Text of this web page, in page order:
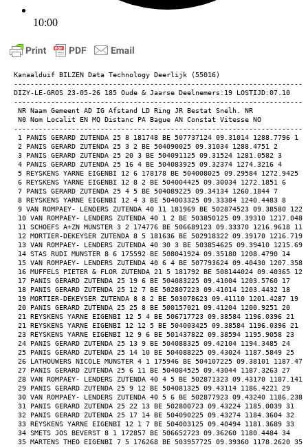
10:00
Kanaalduif BILZEN Data Technology Deerlijk (55016)
DIZY-LE-GROS 23-05-26 185 Oude & Jaarse Deelnemers:19 LOSTIJD:07.10
NR Naam Gemeent AD IG Afstand LD Ring JR Bestat Snelh. NR
N0 Nom Localit EN MQ Distanc PA Bague AN Constat Vitesse NO
1 PANIS GERARD ZUTENDA 25 8 181748 BE 507737124 09.31014 1288.7796 1
2 PANIS GERARD ZUTENDA 25 3 2 BE 504090025 09.31034 1288.4751 2
3 PANIS GERARD ZUTENDA 25 20 3 BE 504091125 09.31524 1281.0582 3
4 PANIS GERARD ZUTENDA 25 16 4 BE 504083925 09.32374 1274.3216 4
5 REYSKENS YARNE EIGENBI 12 6 178178 BE 504008025 09.29584 1272.9425
6 REYSKENS YARNE EIGENBI 12 8 2 BE 504004425 09.30034 1272.1851 6
7 PANIS GERARD ZUTENDA 25 4 5 BE 504089225 09.34134 1260.1844 7
8 REYSKENS YARNE EIGENBI 12 4 3 BE 504003325 09.33384 1240.4483 8
9 VAN ROMPAEY- LENDERS ZUTENDA 40 11 181969 BE 502874523 09.38580
10 VAN ROMPAEY- LENDERS ZUTENDA 40 1 2 BE 503850125 09.39310
11 SCHOEFS A+ZN MUNSTER 3 2 174776 BE 506689123 09.33370 1216.9618 11
12 MORTIER-DEKEYSER ZUTENDA 8 5 181636 BE 502918322 09.39170
13 VAN ROMPAEY- LENDERS ZUTENDA 40 30 3 BE 503854625 09.39410
14 STAS RUDI MUNSTER 8 6 175592 BE 508041924 09.35180 1208.4790 14
15 VAN ROMPAEY- LENDERS ZUTENDA 40 6 4 BE 507793624 09.40430
16 MUFFELS PIETER & FLOR ZUTENDA 21 5 181792 BE 508144024 09.40365
17 PANIS GERARD ZUTENDA 25 19 6 BE 504083225 09.41004 1203.5760 17
18 PANIS GERARD ZUTENDA 25 12 7 BE 502807223 09.41014 1203.4432 18
19 MORTIER-DEKEYSER ZUTENDA 8 8 2 BE 503078623 09.41110 1201.4287 19
20 PANIS GERARD ZUTENDA 25 25 8 BE 500157021 09.41204 1200.9251 20
21 REYSKENS YARNE EIGENBI 12 5 4 BE 506717723 09.38584 1196.0396 21
21 REYSKENS YARNE EIGENBI 12 12 5 BE 504003425 09.38584 1196.0396 21
23 REYSKENS YARNE EIGENBI 12 9 6 BE 501437822 09.38594 1195.9058 23
24 PANIS GERARD ZUTENDA 25 13 9 BE 504088325 09.42104 1194.3485 24
25 PANIS GERARD ZUTENDA 25 14 10 BE 504088225 09.43024 1187.5849 25
26 LATHOUWERS NICOLE MUNSTER 4 1 175946 BE 504107225 09.38101
27 PANIS GERARD ZUTENDA 25 6 11 BE 504084525 09.43044 1187.3263 27
28 VAN ROMPAEY- LENDERS ZUTENDA 40 4 5 BE 502871323 09.43170
29 PANIS GERARD ZUTENDA 25 9 12 BE 504081325 09.43114 1186.4221 29
30 VAN ROMPAEY- LENDERS ZUTENDA 40 5 6 BE 502877923 09.43240
31 PANIS GERARD ZUTENDA 25 22 13 BE 502800723 09.43224 1185.0039 31
32 PANIS GERARD ZUTENDA 25 17 14 BE 504090225 09.43274 1184.3604 32
33 REYSKENS YARNE EIGENBI 12 1 7 BE 504003125 09.40494 1181.3689 33
34 SMETS JOS BEVERST 8 1 172857 BE 506652723 09.36260 1180.4484 34
35 MARTENS THEO EIGENBI 7 5 176268 BE 503957725 09.39360 1178.2620 35